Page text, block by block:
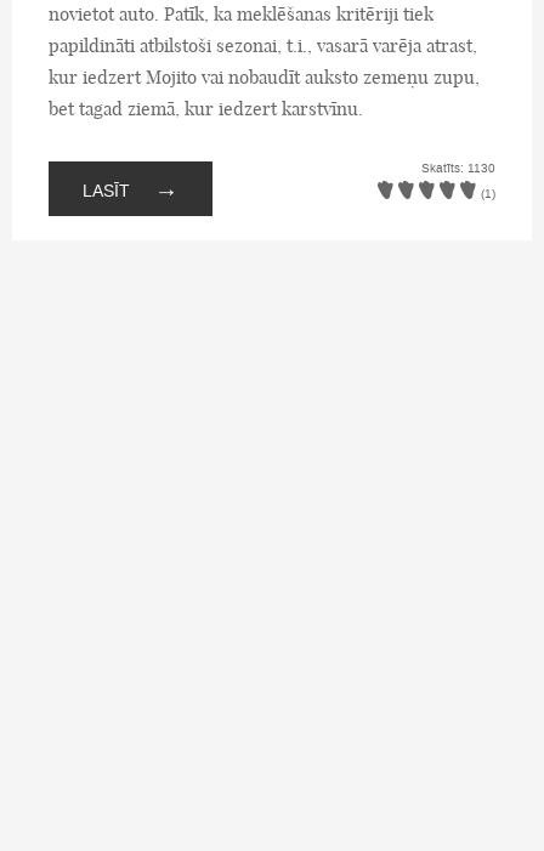
novietot auto. Patīk, ka meklēšanas kritēriji tiek
papildināti atbilstoši sezonai, t.i., vasarā varēja atrast,
kur iedzert Mojito vai nobaudīt auksto zemeņu zupu,
bet tagad ziemā, kur iedzert karstvīnu.
LASĪT →
Skatīts: 1130
(1)